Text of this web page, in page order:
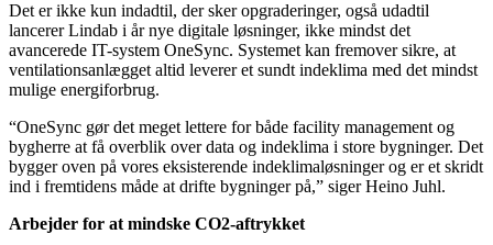
Det er ikke kun indadtil, der sker opgraderinger, også udadtil
lancerer Lindab i år nye digitale løsninger, ikke mindst det
avancerede IT-system OneSync. Systemet kan fremover sikre, at
ventilationsanlægget altid leverer et sundt indeklima med det mindst
mulige energiforbrug.
“OneSync gør det meget lettere for både facility management og
bygherre at få overblik over data og indeklima i store bygninger. Det
bygger oven på vores eksisterende indeklimaløsninger og er et skridt
ind i fremtidens måde at drifte bygninger på,” siger Heino Juhl.
Arbejder for at mindske CO2-aftrykket